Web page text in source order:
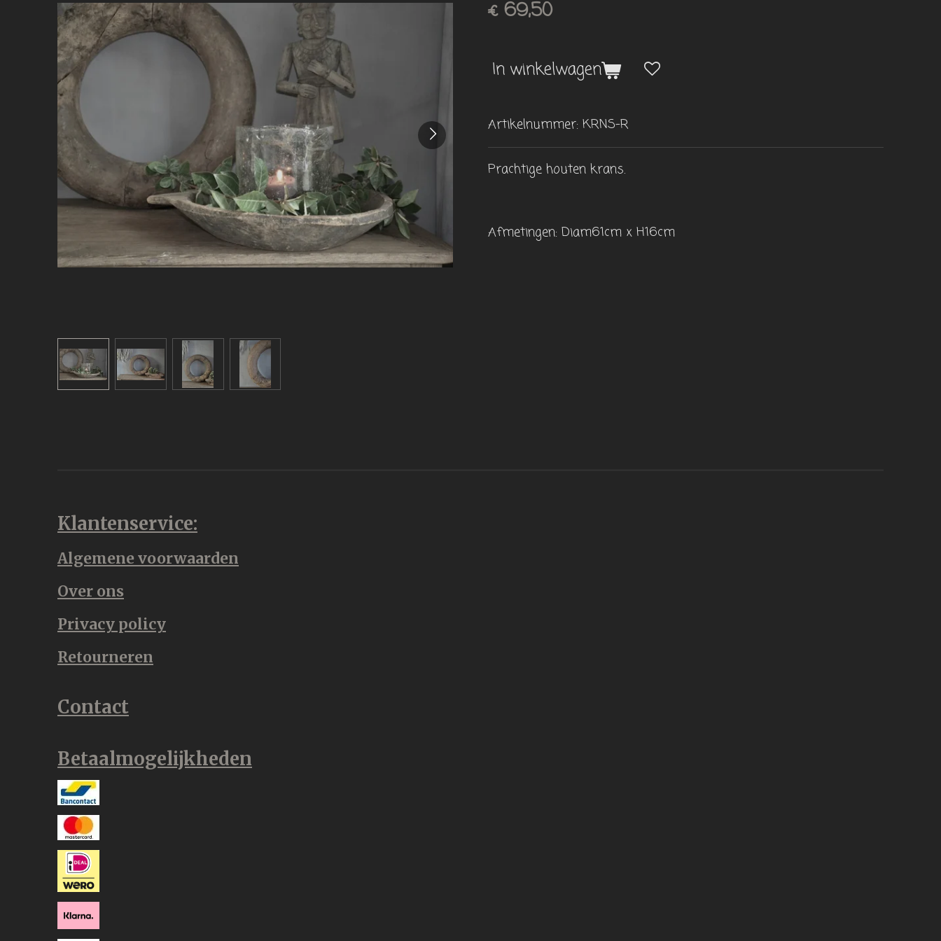
€ 69,50
In winkelwagen
Artikelnummer: KRNS-R
Prachtige houten krans.
Afmetingen: Diam61cm x H16cm
Klantenservice:
Algemene voorwaarden
Over ons
Privacy policy
Retourneren
Contact
Betaalmogelijkheden